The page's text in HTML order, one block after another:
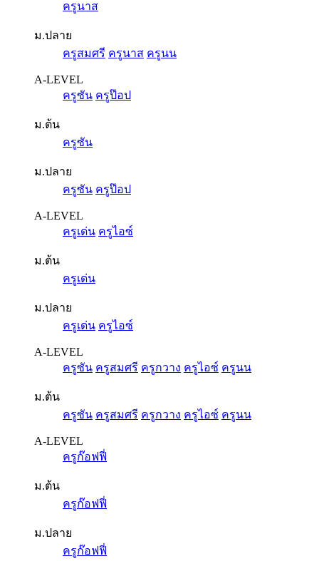
ครูนาส
ม.ปลาย
ครูสมศรี ครูนาส ครูนน
A-LEVEL
ครูซัน ครูป๊อป
ม.ต้น
ครูซัน
ม.ปลาย
ครูซัน ครูป๊อป
A-LEVEL
ครูเด่น ครูไอซ์
ม.ต้น
ครูเด่น
ม.ปลาย
ครูเด่น ครูไอซ์
A-LEVEL
ครูซัน ครูสมศรี ครูกวาง ครูไอซ์ ครูนน
ม.ต้น
ครูซัน ครูสมศรี ครูกวาง ครูไอซ์ ครูนน
A-LEVEL
ครูก๊อฟฟี่
ม.ต้น
ครูก๊อฟฟี่
ม.ปลาย
ครูก๊อฟฟี่